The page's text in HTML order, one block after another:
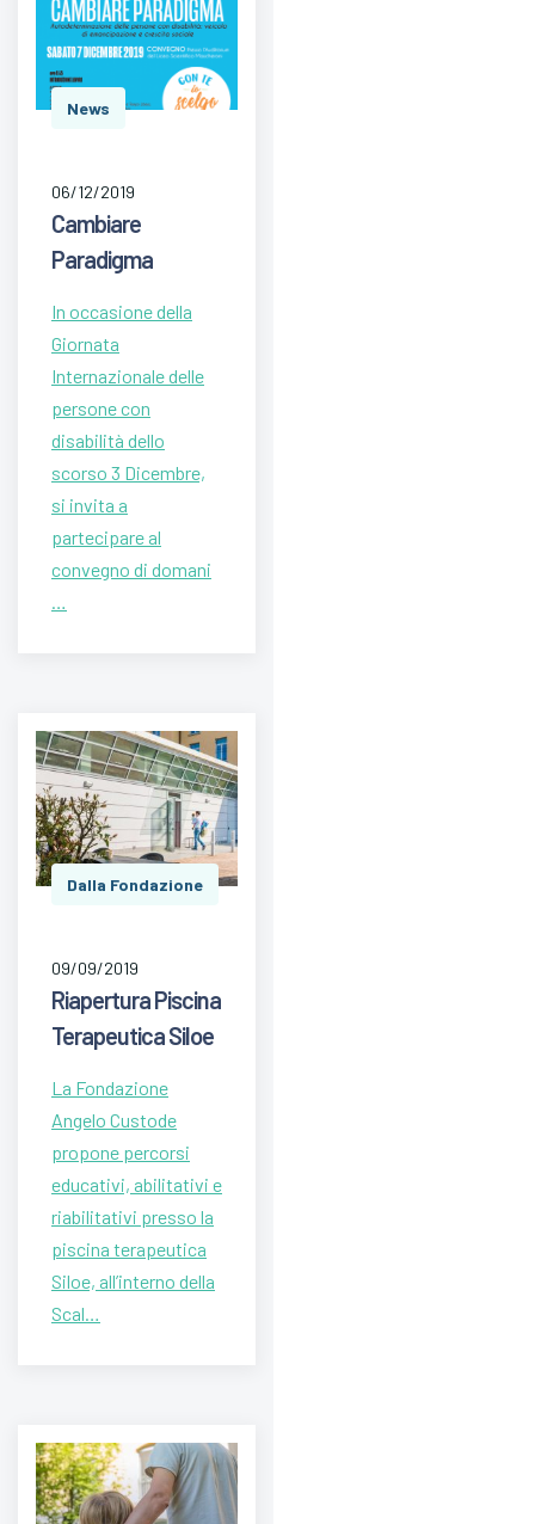
News
06/12/2019
Cambiare
Paradigma
In occasione della
Giornata
Internazionale delle
persone con
disabilità dello
scorso 3 Dicembre,
si invita a
partecipare al
convegno di domani
…
Dalla Fondazione
09/09/2019
Riapertura Piscina
Terapeutica Siloe
La Fondazione
Angelo Custode
propone percorsi
educativi, abilitativi e
riabilitativi presso la
piscina terapeutica
Siloe, all’interno della
Scal…